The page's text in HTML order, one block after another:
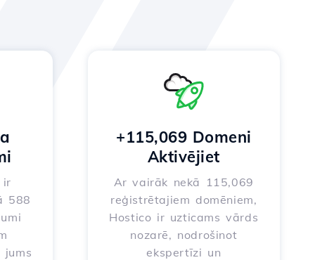
ir
588
jums
+115,069 Domeni
Aktivējiet
Ar vairāk nekā 115,069
reģistrētajiem domēniem,
Hostico ir uzticams vārds
nozarē, nodrošinot
ekspertīzi un